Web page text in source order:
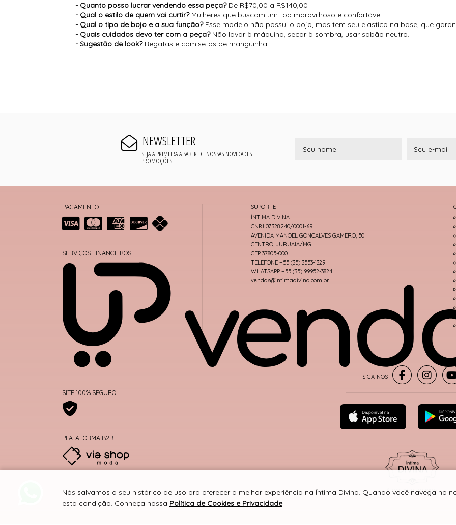
- Quanto posso lucrar vendendo essa peça?De R$70,00 a R$140,00
- Qual o estilo de quem vai curtir?Mulheres que buscam um top maravilhoso e confortável..
- Qual o tipo de bojo e a sua função? Esse modelo não possui o bojo, mas tem seu elastico na base, que
- Quais cuidados devo ter com a peça? Não lavar à máquina, secar à sombra, usar sabão neutro.
- Sugestão de look?Regatas e camisetas de manguinha.
NEWSLETTER
SEJA A PRIMEIRA A SABER DE NOSSAS NOVIDADES E
PROMOÇÕES!
PAGAMENTO
SERVIÇOS FINANCEIROS
SITE 100% SEGURO
PLATAFORMA B2B
SUPORTE
ÍNTIMA DIVINA
CNPJ 07.328.240/0001-69
AVENIDA MANOEL GONÇALVES GAMERO, 50
CENTRO, JURUAIA/MG
CEP 37805-000
TELEFONE +55 (35) 3553-1329
WHATSAPP +55 (35) 99952-3824
vendas@intimadivina.com.br
® TODOS DIREITOS RESERVADOS
Nós salvamos o seu histórico de uso pra oferecer a melhor experiência na Íntima Divina. Quando você navega no
esta condição. Conheça nossa Política de Cookies e Privacidade.